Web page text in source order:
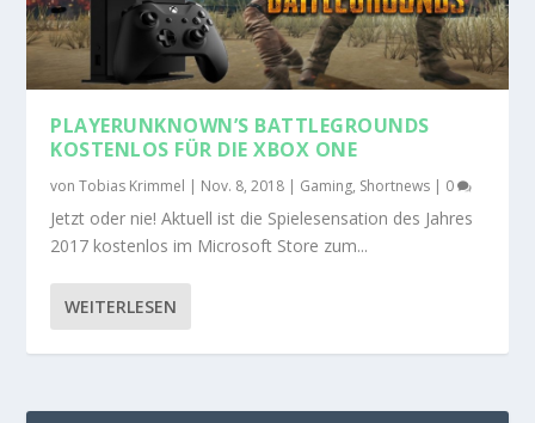
PLAYERUNKNOWN’S BATTLEGROUNDS
KOSTENLOS FÜR DIE XBOX ONE
vonTobias Krimmel | Nov. 8, 2018 | Gaming, Shortnews | 0
Jetzt oder nie! Aktuell ist die Spielesensation des Jahres
2017 kostenlos im Microsoft Store zum...
WEITERLESEN